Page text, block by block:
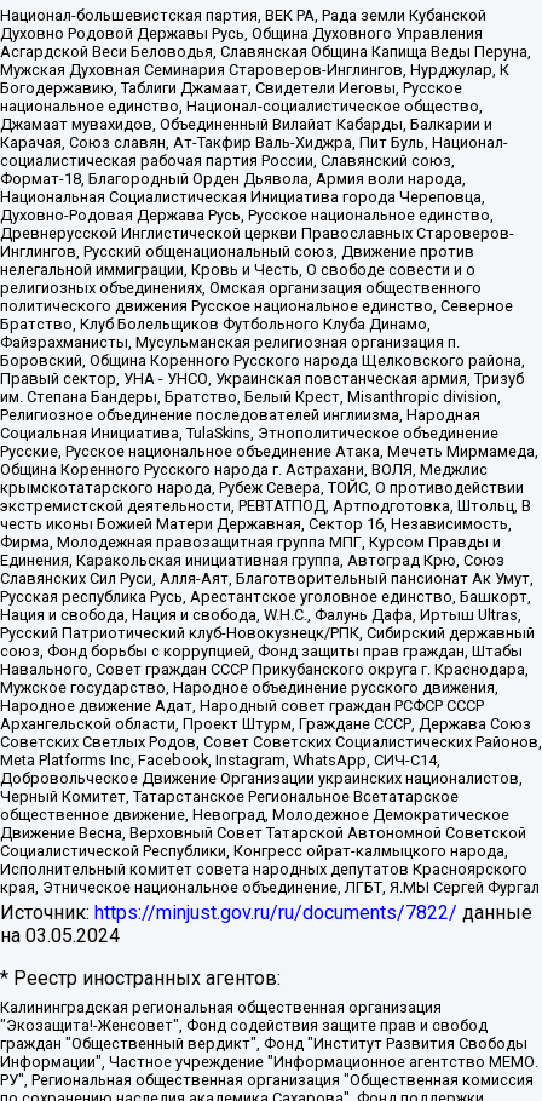
Национал-большевистская партия, ВЕК РА, Рада земли Кубанской
Духовно Родовой Державы Русь, Община Духовного Управления
Асгардской Веси Беловодья, Славянская Община Капища Веды Перуна,
Мужская Духовная Семинария Староверов-Инглингов, Нурджулар, К
Богодержавию, Таблиги Джамаат, Свидетели Иеговы, Русское
национальное единство, Национал-социалистическое общество,
Джамаат мувахидов, Объединенный Вилайат Кабарды, Балкарии и
Карачая, Союз славян, Ат-Такфир Валь-Хиджра, Пит Буль, Национал-
социалистическая рабочая партия России, Славянский союз,
Формат-18, Благородный Орден Дьявола, Армия воли народа,
Национальная Социалистическая Инициатива города Череповца,
Духовно-Родовая Держава Русь, Русское национальное единство,
Древнерусской Инглистической церкви Православных Староверов-
Инглингов, Русский общенациональный союз, Движение против
нелегальной иммиграции, Кровь и Честь, О свободе совести и о
религиозных объединениях, Омская организация общественного
политического движения Русское национальное единство, Северное
Братство, Клуб Болельщиков Футбольного Клуба Динамо,
Файзрахманисты, Мусульманская религиозная организация п.
Боровский, Община Коренного Русского народа Щелковского района,
Правый сектор, УНА - УНСО, Украинская повстанческая армия, Тризуб
им. Степана Бандеры, Братство, Белый Крест, Misanthropic division,
Религиозное объединение последователей инглиизма, Народная
Социальная Инициатива, TulaSkins, Этнополитическое объединение
Русские, Русское национальное объединение Атака, Мечеть Мирмамеда,
Община Коренного Русского народа г. Астрахани, ВОЛЯ, Меджлис
крымскотатарского народа, Рубеж Севера, ТОЙС, О противодействии
экстремистской деятельности, РЕВТАТПОД, Артподготовка, Штольц, В
честь иконы Божией Матери Державная, Сектор 16, Независимость,
Фирма, Молодежная правозащитная группа МПГ, Курсом Правды и
Единения, Каракольская инициативная группа, Автоград Крю, Союз
Славянских Сил Руси, Алля-Аят, Благотворительный пансионат Ак Умут,
Русская республика Русь, Арестантское уголовное единство, Башкорт,
Нация и свобода, Нация и свобода, W.H.С., Фалунь Дафа, Иртыш Ultras,
Русский Патриотический клуб-Новокузнецк/РПК, Сибирский державный
союз, Фонд борьбы с коррупцией, Фонд защиты прав граждан, Штабы
Навального, Совет граждан СССР Прикубанского округа г. Краснодара,
Мужское государство, Народное объединение русского движения,
Народное движение Адат, Народный совет граждан РСФСР СССР
Архангельской области, Проект Штурм, Граждане СССР, Держава Союз
Советских Светлых Родов, Совет Советских Социалистических Районов,
Meta Platforms Inc, Facebook, Instagram, WhatsApp, СИЧ-С14,
Добровольческое Движение Организации украинских националистов,
Черный Комитет, Татарстанское Региональное Всетатарское
общественное движение, Невоград, Молодежное Демократическое
Движение Весна, Верховный Совет Татарской Автономной Советской
Социалистической Республики, Конгресс ойрат-калмыцкого народа,
Исполнительный комитет совета народных депутатов Красноярского
края, Этническое национальное объединение, ЛГБТ, Я.МЫ Сергей Фургал
Источник: https://minjust.gov.ru/ru/documents/7822/ данные
на 03.05.2024
* Реестр иностранных агентов:
Калининградская региональная общественная организация "Экозащита!-Женсовет", Фонд содействия защите прав и свобод граждан "Общественный вердикт", Фонд "Институт Развития Свободы Информации", Частное учреждение "Информационное агентство МЕМО. РУ", Региональная общественная организация "Общественная комиссия по сохранению наследия академика Сахарова", Фонд поддержки свободы прессы, Санкт-Петербургская общественная правозащитная организация "Гражданский контроль", Межрегиональная общественная организация "Информационно-просветительский центр "Мемориал", Региональный Фонд "Центр Защиты Прав Средств Массовой Информации", с 05.12.2023 Фонд "Центр Защиты Прав Средств массовой информации", Региональная общественная благотворительная организация помощи беженцам и мигрантам "Гражданское содействие", Негосударственное образовательное учреждение дополнительного профессионального образования (повышение квалификации) специалистов "АКАДЕМИЯ ПО ПРАВАМ ЧЕЛОВЕКА", Свердловская региональная общественная организация "Сутяжник", Автономная некоммерческая организация "Центр независимых социологических исследований", Союз общественных объединений "Российский исследовательский центр по правам человека", Региональное общественное учреждение научно-информационный центр "МЕМОРИАЛ", Некоммерческая организация "Фонд защиты гласности", Автономная некоммерческая организация "Институт прав человека", Городская общественная организация "Екатеринбургское общество "МЕМОРИАЛ", Городская общественная организация "Рязанское историко-просветительское и правозащитное общество "Мемориал" (Рязанский Мемориал), Челябинский региональный орган общественной самодеятельности – женское общественное объединение "Женщины Евразии", Челябинский региональный орган общественной самодеятельности "Уральская правозащитная группа", Фонд содействия защите здоровья и социальной справедливости имени Андрея Рылькова, Автономная Некоммерческая Организация "Аналитический Центр Юрия Левады", Автономная некоммерческая организация социальной поддержки населения "Проект Апрель", Региональная общественная организация помощи женщинам и детям, находящимся в кризисной ситуации "Информационно-методический центр "Анна", Фонд содействия развитию массовых коммуникаций и правовому просвещению "Так-так-Так", Фонд содействия устойчивому развитию "Серебряная тайга", Свердловский региональный общественный фонд социальных проектов "Новое время", "Idel.Реалии", Кавказ.Реалии, Крым.Реалии, Телеканал Настоящее Время, Татаро-башкирская служба Радио Свобода (Azatliq Radiosi), Радио Свободная Европа/Радио Свобода (PCE/PC), "Сибирь.Реалии", "Фактограф", Благотворительный фонд помощи осужденным и их семьям, Автономная некоммерческая организация "Институт глобализации и социальных движений", Фонд "В защиту прав заключенных", Частное учреждение "Центр поддержки и содействия развитию средств массовой информации", Пензенский региональный общественный благотворительный фонд "Гражданский союз", "Север.Реалии", Некоммерческая организация Фонд "Правовая инициатива", Общество с ограниченной ответственностью "Радио Свободная Европа/Радио Свобода", Чешское информационное агентство "MEDIUM-ORIENT", Красноярская региональная общественная организация "Мы против СПИДа", Камалягин Денис Николаевич, Маркелов Сергей Евгеньевич, Пономарев Лев Александрович, Савицкая Людмила Алексеевна, Автономная некоммерческая организация "Центр по работе с проблемой насилия "НАСИЛИЮ.НЕТ", Межрегиональный профессиональный союз работников здравоохранения "Альянс врачей", Юридическое лицо, зарегистрированное в Латвийской Республике, SIA "Medusa Project" (регистрационный номер 40103797863, дата регистрации 10.06.2014), Некоммерческая организация "Фонд по борьбе с коррупцией", Автономная некоммерческая организация "Институт права и публичной политики", Баданин Роман Сергеевич, Гликин Максим Александрович, Железнова Мария Михайловна, Лукьянова Юлия Сергеевна, Маетная Елизавета Витальевна, Маняхин Петр Борисович, Чуракова Ольга Владимировна, Ярош Юлия Петровна, Юридическое лицо "The Insider SIA", зарегистрированное в Риге, Латвийская Республика (дата регистрации 26.06.2015), являющееся администратором доменного имени интернет-издания "The Insider SIA", https://theins.ru, Постернак Алексей Евгеньевич, Рубин Михаил Аркадьевич, Анин Роман Александрович, Юридическое лицо Istories fonds, зарегистрированное в Латвийской Республике (регистрационный номер 50008295751, дата регистрации 24.02.2020), Великовский Дмитрий Александрович, Долинина Ирина Николаевна, Мароховская Алеся Алексеевна, Шлейнов Роман Юрьевич, Шмагун Олеся Валентиновна, Общество с ограниченной ответственностью "Альтаир 2021", Общество с ограниченной ответственностью "Вега 2021", Общество с ограниченной ответственностью "Главный редактор 2021", Общество с ограниченной ответственностью "Ромашки монолит", Важенков Артем Валерьевич, Ивановская областная общественная организация "Центр гендерных исследований", Гурман Юрий Альбертович, Медиапроект "ОВД-Инфо", Егоров Владимир Владимирович, Жилинский Владимир Александрович, Общество с ограниченной ответственностью "ЗП", Иванова София Юрьевна, Карезина Инна Павловна, Кильтау Екатерина Викторовна, Петров Алексей Викторович, Пискунов Сергей Евгеньевич, Смирнов Сергей Сергеевич, Тихонов Михаил Сергеевич, Общество с ограниченной ответственностью "ЖУРНАЛИСТ-ИНОСТРАННЫЙ АГЕНТ", Арапова Галина Юрьевна, Вольтская Татьяна Анатольевна, Американская компания "Mason G.E.S. Anonymous Foundation" (США), являющаяся владельцем интернет-издания https://mnews.world/, Компания "Stichting Bellingcat", зарегистрированная в Нидерландах (дата регистрации 11.07.2018), Захаров Андрей Вячеславович, Клепиковская Екатерина Дмитриевна, Общество с ограниченной ответственностью "МЕМО", Перл Роман Александрович, Симонов Евгений Алексеевич, Соловьева Елена Анатольевна, Сотников Даниил Владимирович, Сурначева Елизавета Дмитриевна, Автономная некоммерческая организация по защите прав человека и информированию населения "Якутия – Наше Мнение", Общество с ограниченной ответственностью "Москоу диджитал медиа", с 26.01.2023 Общество с ограниченной ответственностью "Чайка Белые сады", Ветошкина Валерия Валерьевна, Заговора Максим Александрович, Межрегиональное общественное движение "Российская ЛГБТ - сеть", Оленичев Максим Владимирович, Павлов Иван Юрьевич, Скворцова Елена Сергеевна, Общество с ограниченной ответственностью "Как бы инагент", Кочетков Игорь Викторович, Общество с ограниченной ответственностью "Честные выборы", Еланчик Олег Александрович, Общество с ограниченной ответственностью "Нобелевский призыв", Гималова Регина Эмилевна, Григорьев Андрей Валерьевич, Григорьева Алина Александровна, Ассоциация по содействию защите прав призывников, альтернативнослужащих и военнослужащих "Правозащитная группа "Гражданин.Армия.Право", Хисамова Регина Фаритовна, Автономная некоммерческая организация по реализации социально-правовых программ "Лилит", Дальневосточное общественное движение "Маяк", Санкт-Петербургская ЛГБТ-инициативная группа "Выход", Инициативная группа ЛГБТ+ "Реверс", Алексеев Андрей Викторович, Бекбулатова Таисия Львовна, Беляев Иван Михайлович, Владыкина Елена Сергеевна, Гельман Марат Александрович, Никульшина Вероника Юрьевна, Толоконникова Надежда Андреевна, Шендерович Виктор Анатольевич, Общество с ограниченной ответственностью "Данное сообщение", Общество с ограниченной ответственностью Издательский дом "Новая глава", Айнбиндер Александра Александровна, Московский комьюнити-центр для ЛГБТ+инициатив, Благотворительный фонд развития филантропии, Deutsche Welle (Германия, Kurt-Schumacher-Strasse 3, 53113 Bonn), Борзунова Мария Михайловна, Воробьев Виктор Викторович, Голубева Анна Львовна, Константинова Алла Михайловна, Малкова Ирина Владимировна, Мурадов Мурад Абдулгалимович, Осетинская Елизавета Николаевна, Понасенков Евгений Николаевич, Ганапольский Матвей Юрьевич, Киселев Евгений Алексеевич, Борухович Ирина Григорьевна, Дремин Иван Тимофеевич, Дубровский Дмитрий Викторович, Красноярская региональная общественная организация поддержки и развития альтернативных образовательных технологий и межкультурных коммуникаций "ИНТЕРРА", Маяковская Екатерина Алексеевна, Фейгин Марк Захарович, Филимонов Андрей Викторович, Дзугкоева Регина Николаевна, Доброхотов Роман Александрович, Дудь Юрий Александрович, Елкин Сергей Владимирович, Кругликов Кирилл Игоревич, Сабунаева Мария Леонидовна, Семенов Алексей Владимирович, Шаинян Карен Багратович, Шульман Екатерина Михайловна, Асафьев Артур Валерьевич, Вахштайн Виктор Семенович, Венедиктов Алексей Алексеевич, Лушникова Екатерина Евгеньевна, Волков Леонид Михайлович, Невзоров Александр Глебович, Пархоменко Сергей Борисович, Сироткин Ярослав Николаевич, Кара-Мурза Владимир Владимирович, Баранова Наталья Владимировна, Гозман Леонид Яковлевич, Кагарлицкий Борис Юльевич, Климарев Михаил Валерьевич, Милов Владимир Станиславович, Автономная некоммерческая организация Краснодарский центр современного искусства "Типография", Моргенштерн Алишер Тагирович, Соболь Любовь Эдуардовна, Общество с ограниченной ответственностью "ЛИЗА НОРМ", Каспаров Гарри Кимович, Ходорковский Михаил Борисович, Общество с ограниченной ответственностью "Апрельские тезисы", Данилович Ирина Брониславовна, Кашин Олег Владимирович, Петров Николай Владимирович, Пивоваров Алексей Владимирович, Соколов Михаил Владимирович, Цветкова Юлия Владимировна, Чичваркин Евгений Александрович, Комитет против пыток/Команда против пыток, Общество с ограниченной ответственностью "Первый научный", Общество с ограниченной ответственностью "Вертолет и ко", Белоцерковская Вероника Борисовна, Кац Максим Евгеньевич, Лазарева Татьяна Юрьевна, Шаведдинов Руслан Табризович, Яшин Илья Валерьевич, Общество с ограниченной ответственностью "Иноагент ААВ", Алешковский Дмитрий Петрович, Альбац Евгения Марковна, Быков Дмитрий Львович, Галямина Юлия Евгеньевна, Лойко Сергей Леонидович, Мартынов Кирилл Константинович, Медведев Сергей Александрович, Крашенинников Федор Геннадиевич, Гордеева Катерина Вл